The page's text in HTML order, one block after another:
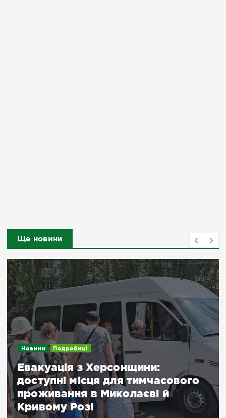
Ще новини
Новини
Посилення дронового терору:
важливе повідомлення для
жителів Херсонщини